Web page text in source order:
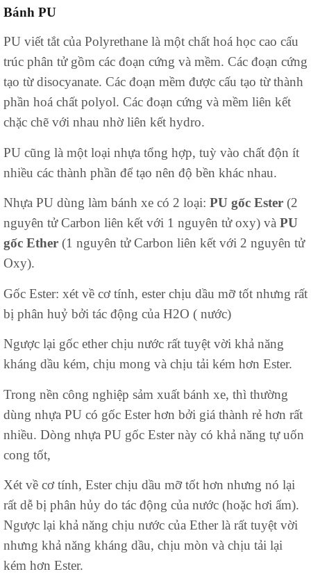
Bánh PU
PU viết tắt của Polyrethane là một chất hoá học cao cấu
trúc phân tử gồm các đoạn cứng và mềm. Các đoạn cứng
tạo từ disocyanate. Các đoạn mềm được cấu tạo từ thành
phần hoá chất polyol. Các đoạn cứng và mềm liên kết
chặc chẽ với nhau nhờ liên kết hydro.
PU cũng là một loại nhựa tổng hợp, tuỳ vào chất độn ít
nhiều các thành phần để tạo nên độ bền khác nhau.
Nhựa PU dùng làm bánh xe có 2 loại: PU gốc Ester (2
nguyên tử Carbon liên kết với 1 nguyên tử oxy) và PU
gốc Ether (1 nguyên tử Carbon liên kết với 2 nguyên tử
Oxy).
Gốc Ester: xét về cơ tính, ester chịu dầu mỡ tốt nhưng rất
bị phân huỷ bởi tác động của H2O ( nước)
Ngược lại gốc ether chịu nước rất tuyệt vời khả năng
kháng dầu kém, chịu mong và chịu tải kém hơn Ester.
Trong nền công nghiệp sảm xuất bánh xe, thì thường
dùng nhựa PU có gốc Ester hơn bởi giá thành rẻ hơn rất
nhiều. Dòng nhựa PU gốc Ester này có khả năng tự uốn
cong tốt,
Xét về cơ tính, Ester chịu dầu mỡ tốt hơn nhưng nó lại
rất dễ bị phân hủy do tác động của nước (hoặc hơi ẩm).
Ngược lại khả năng chịu nước của Ether là rất tuyệt vời
nhưng khả năng kháng dầu, chịu mòn và chịu tải lại
kém hơn Ester.